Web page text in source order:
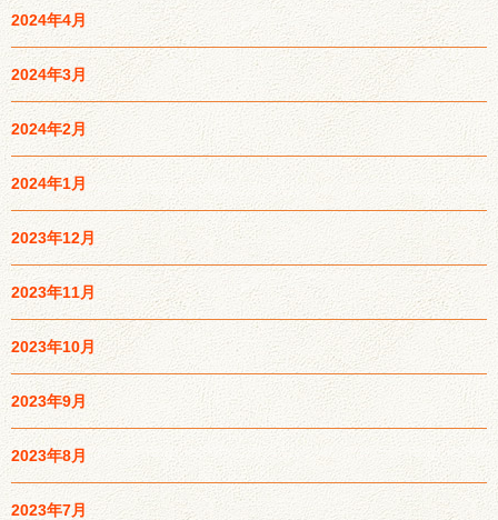
2024年4月
2024年3月
2024年2月
2024年1月
2023年12月
2023年11月
2023年10月
2023年9月
2023年8月
2023年7月